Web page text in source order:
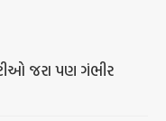
જરા પણ ગંભીર